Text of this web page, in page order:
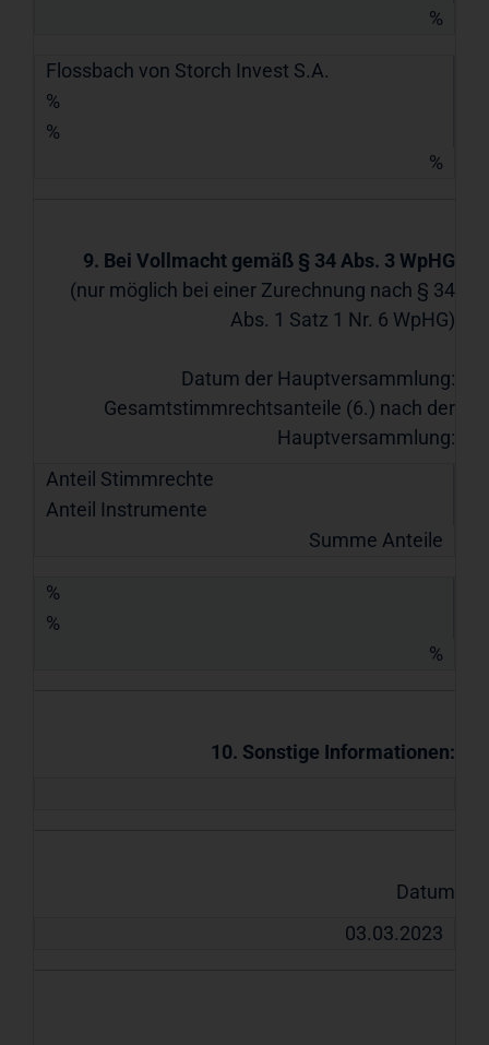
%
Flossbach von Storch Invest S.A.
%
%
%
9. Bei Vollmacht gemäß § 34 Abs. 3 WpHG
(nur möglich bei einer Zurechnung nach § 34
Abs. 1 Satz 1 Nr. 6 WpHG)
Datum der Hauptversammlung:
Gesamtstimmrechtsanteile (6.) nach der
Hauptversammlung:
Anteil Stimmrechte
Anteil Instrumente
Summe Anteile
%
%
%
10. Sonstige Informationen:
Datum
03.03.2023